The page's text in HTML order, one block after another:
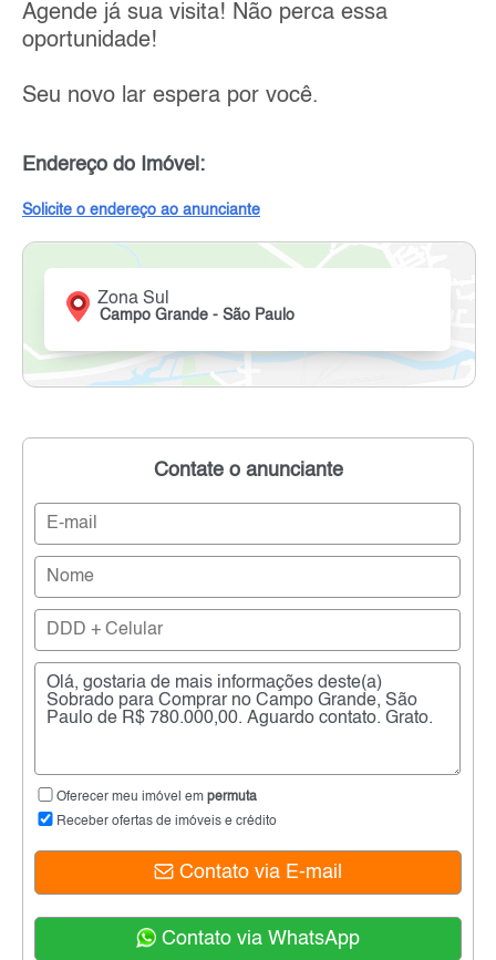
Agende já sua visita! Não perca essa
oportunidade!
Seu novo lar espera por você.
Endereço do Imóvel:
Solicite o endereço ao anunciante
Zona Sul
Campo Grande - São Paulo
Contate o anunciante
Oferecer meu imóvel em permuta
Receber ofertas de imóveis e crédito
Contato via E-mail
Contato via WhatsApp